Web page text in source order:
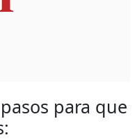
para que